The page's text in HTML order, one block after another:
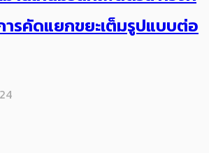
ารคัดแยกขยะเต็มรูปแบบต่อ